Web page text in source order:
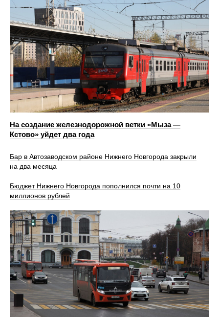
На создание железнодорожной ветки «Мыза —
Кстово» уйдет два года
Бар в Автозаводском районе Нижнего Новгорода закрыли
на два месяца
Бюджет Нижнего Новгорода пополнился почти на 10
миллионов рублей